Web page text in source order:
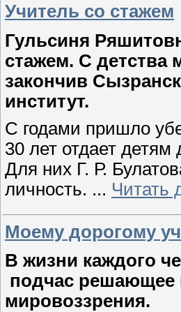
Учитель со стажем
Гульсиня
стажем. С детства
закончив
институт.
С годами пришло
30 лет отдает
Для них Г. Р.
личность. ... Читать
Моему дорогому
В жизни каждого
подчас решающее
мировоззрения.